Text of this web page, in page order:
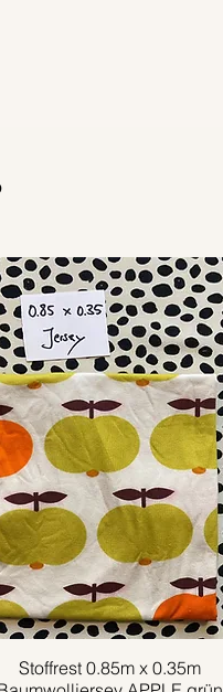
Schnellansicht
Stoffrest 0.85m x 0.35m